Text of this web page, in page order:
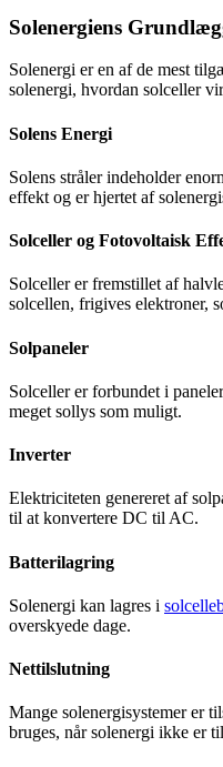
Solenergiens
Solenergi er en af de mest
solenergi, hvordan solceller
Solens Energi
Solens stråler indeholder
effekt og er hjertet af
Solceller og Fotovoltaisk
Solceller er fremstillet af
solcellen, frigives elektroner,
Solpaneler
Solceller er forbundet i
meget sollys som muligt.
Inverter
Elektriciteten genereret af
til at konvertere DC til AC.
Batterilagring
Solenergi kan lagres i
overskyede dage.
Nettilslutning
Mange solenergisystemer er
bruges, når solenergi ikke er